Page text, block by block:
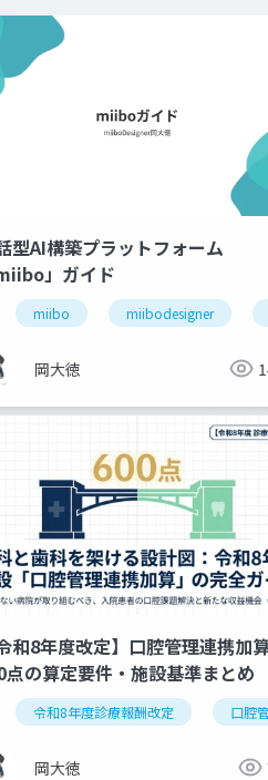
入退院支援 ケアマネジャ
型AI構築プラットフォーム
miibo」ガイド
miibo miibodesigner
岡大徳
逆紹介 外来機能分化
令和8年度改定】口腔管理連携加
点の算定要件・施設基準まとめ
令和8年度診療報酬改定 口腔
岡大徳